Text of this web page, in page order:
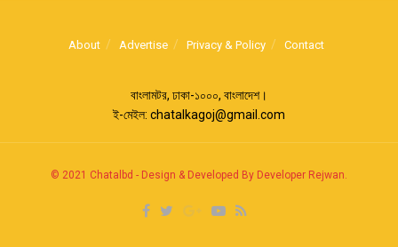
About Advertise Privacy & Policy Contact
বাংলামটর, ঢাকা-১০০০, বাংলাদেশ।
ই-মেইল: chatalkagoj@gmail.com
© 2021 Chatalbd - Design & Developed By Developer Rejwan.